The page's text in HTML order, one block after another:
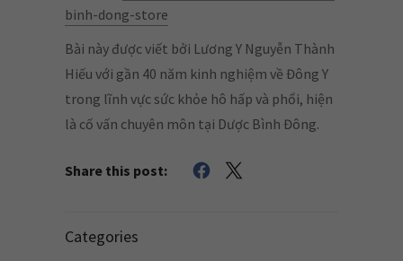
binh-dong-store
Bài này được viết bởi Lương Y Nguyễn Thành
Hiếu với gần 40 năm kinh nghiệm về Đông Y
trong lĩnh vực sức khỏe hô hấp và phổi, hiện
là cố vấn chuyên môn tại Dược Bình Đông.
Share this post:
Categories